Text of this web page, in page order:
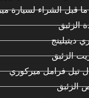
قبل الشراء لسيارة
الزئبق
ديتيلينج
الزئبق
تيل فرامل ميركوري
الزئبق